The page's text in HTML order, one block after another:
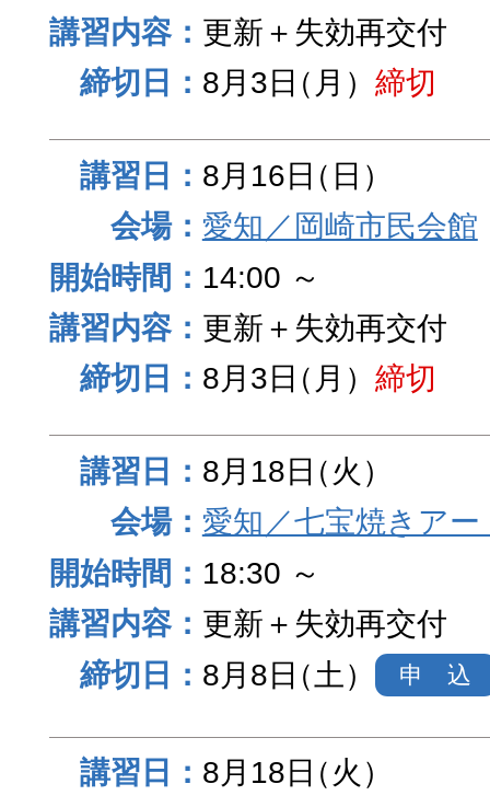
更新＋失効再交付
8月3日（月） 締切
8月16日（日）
愛知／岡崎市民会館
14:00 ～
更新＋失効再交付
8月3日（月） 締切
8月18日（火）
愛知／七宝焼きア
18:30 ～
更新＋失効再交付
8月8日（土） 申 込
8月18日（火）